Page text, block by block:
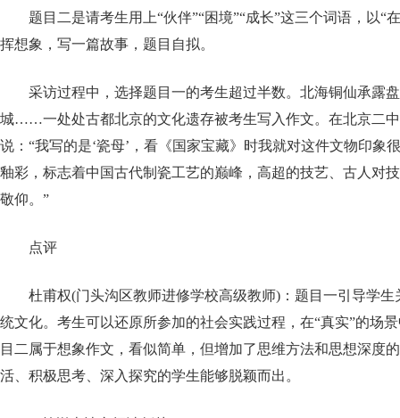
题目二是请考生用上“伙伴”“困境”“成长”这三个词语，以“
挥想象，写一篇故事，题目自拟。
采访过程中，选择题目一的考生超过半数。北海铜仙承露
城……一处处古都北京的文化遗存被考生写入作文。在北京二
说：“我写的是‘瓷母’，看《国家宝藏》时我就对这件文物印象
釉彩，标志着中国古代制瓷工艺的巅峰，高超的技艺、古人对
敬仰。”
点评
杜甫权(门头沟区教师进修学校高级教师)：题目一引导学
统文化。考生可以还原所参加的社会实践过程，在“真实”的场
目二属于想象作文，看似简单，但增加了思维方法和思想深度
活、积极思考、深入探究的学生能够脱颖而出。